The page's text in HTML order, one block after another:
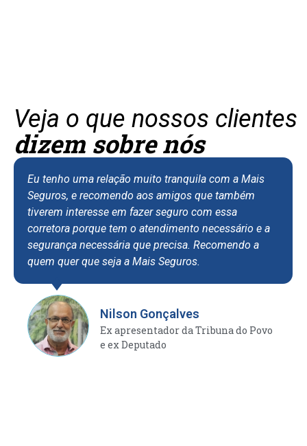
Veja o que nossos clientes
dizem sobre nós
uma relação muito tranquila com a Mais
e recomendo aos amigos que também
interesse em fazer seguro com essa
porque tem o atendimento necessário e a
necessária que precisa. Recomendo a
quer que seja a Mais Seguros.
Nilson Gonçalves
Ex apresentador da Tribuna do Povo
e ex Deputado
tenho